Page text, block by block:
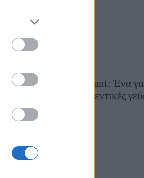
Tsapis Restaurant: Ένα
ταξίδι στις αυθεντικές
Σίφνου!
29 Ιουλίου 2026, 9:54